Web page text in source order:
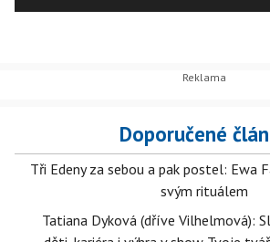
Doporučené
Tři Edeny za sebou a pak postel: Ewa
svým rituálem
Tatiana Dyková (dříve Vilhelmová):